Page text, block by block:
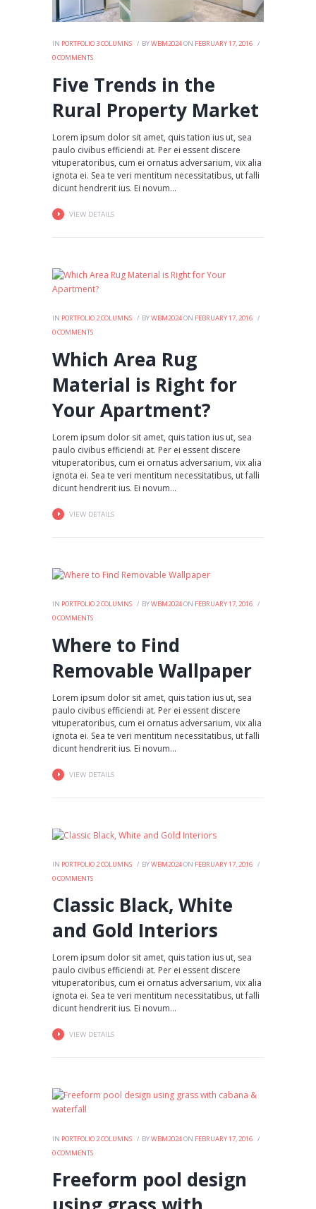
IN PORTFOLIO 3 COLUMNS BYWBM2024ON FEBRUARY 17, 2016
0COMMENTS
Five Trends in the
Rural Property Market
Lorem ipsum dolor sit amet, quis tation ius ut, sea
paulo civibus efficiendi at. Per ei essent discere
vituperatoribus, cum ei ornatus adversarium, vix alia
ignota ei. Sea te veri mentitum necessitatibus, ut falli
dicunt hendrerit ius. Ei novum...
VIEW DETAILS
IN PORTFOLIO 2 COLUMNS BYWBM2024ON FEBRUARY 17, 2016
0COMMENTS
Which Area Rug
Material is Right for
Your Apartment?
Lorem ipsum dolor sit amet, quis tation ius ut, sea
paulo civibus efficiendi at. Per ei essent discere
vituperatoribus, cum ei ornatus adversarium, vix alia
ignota ei. Sea te veri mentitum necessitatibus, ut falli
dicunt hendrerit ius. Ei novum...
VIEW DETAILS
IN PORTFOLIO 2 COLUMNS BYWBM2024ON FEBRUARY 17, 2016
0COMMENTS
Where to Find
Removable Wallpaper
Lorem ipsum dolor sit amet, quis tation ius ut, sea
paulo civibus efficiendi at. Per ei essent discere
vituperatoribus, cum ei ornatus adversarium, vix alia
ignota ei. Sea te veri mentitum necessitatibus, ut falli
dicunt hendrerit ius. Ei novum...
VIEW DETAILS
IN PORTFOLIO 2 COLUMNS BYWBM2024ON FEBRUARY 17, 2016
0COMMENTS
Classic Black, White
and Gold Interiors
Lorem ipsum dolor sit amet, quis tation ius ut, sea
paulo civibus efficiendi at. Per ei essent discere
vituperatoribus, cum ei ornatus adversarium, vix alia
ignota ei. Sea te veri mentitum necessitatibus, ut falli
dicunt hendrerit ius. Ei novum...
VIEW DETAILS
IN PORTFOLIO 2 COLUMNS BYWBM2024ON FEBRUARY 17, 2016
0COMMENTS
Freeform pool design